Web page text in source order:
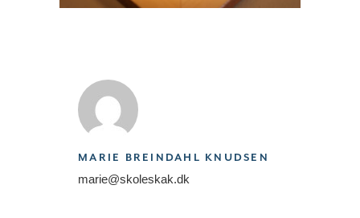
MARIE BREINDAHL KNUDSEN
marie@skoleskak.dk